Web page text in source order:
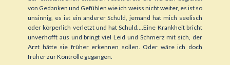
von Gedanken und Gefühlen wie ich weiss nicht weiter, es ist so
unsinnig, es ist ein anderer Schuld, jemand hat mich seelisch
oder körperlich verletzt und hat Schuld….Eine Krankheit bricht
unverhofft aus und bringt viel Leid und Schmerz mit sich, der
Arzt hätte sie früher erkennen sollen. Oder wäre ich doch
früher zur Kontrolle gegangen.